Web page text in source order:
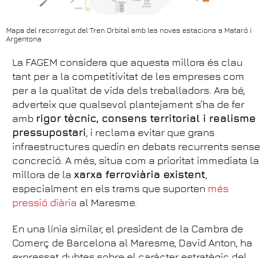
Mapa del recorregut del Tren Orbital amb les noves estacions a Mataró i
Argentona
La FAGEM considera que aquesta millora és clau
tant per a la competitivitat de les empreses com
per a la qualitat de vida dels treballadors. Ara bé,
adverteix que qualsevol plantejament s’ha de fer
amb rigor tècnic, consens territorial i realisme
pressupostari, i reclama evitar que grans
infraestructures quedin en debats recurrents sense
concreció. A més, situa com a prioritat immediata la
millora de la xarxa ferroviària existent,
especialment en els trams que suporten més
pressió diària al Maresme.
En una línia similar, el president de la Cambra de
Comerç de Barcelona al Maresme, David Anton, ha